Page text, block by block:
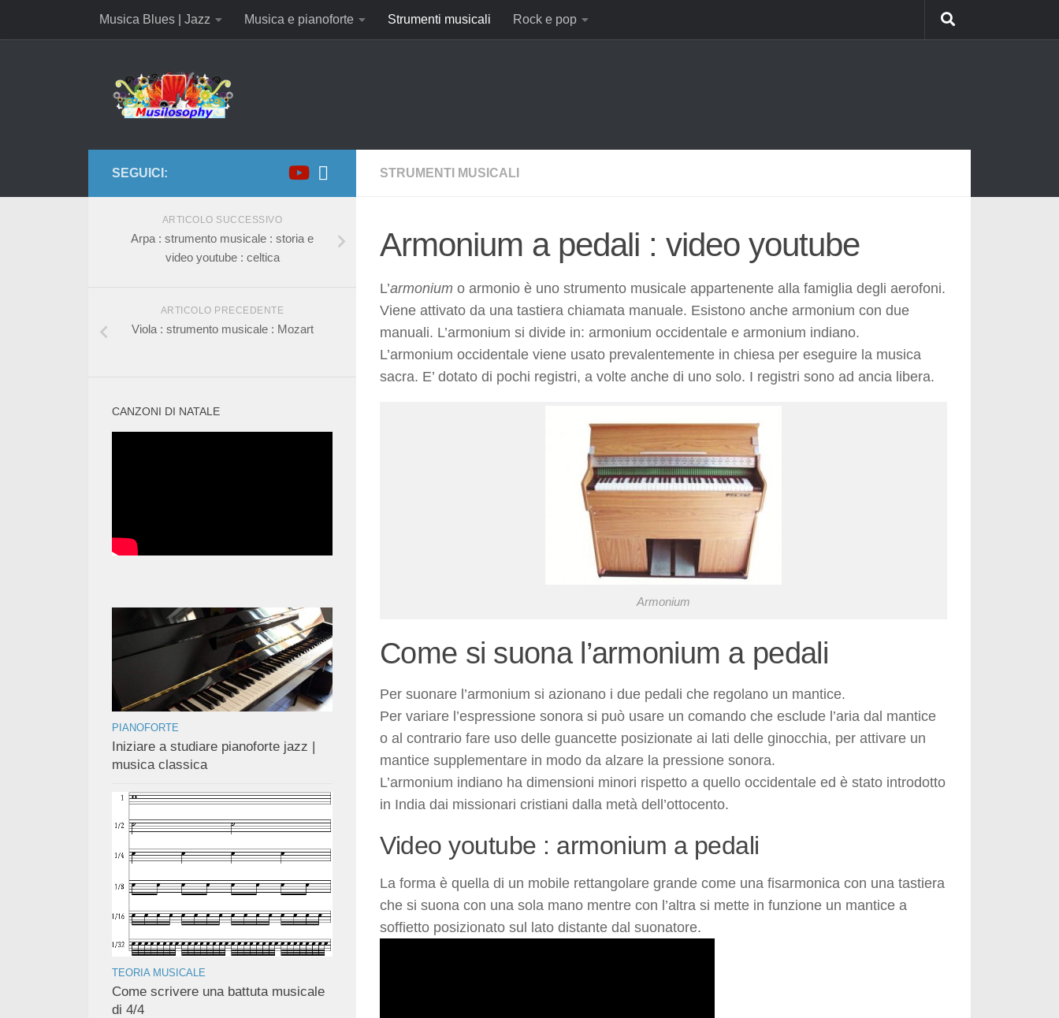
Musica Blues | Jazz Musica e pianoforte Strumenti musicali Rock e pop
STRUMENTI MUSICALI
Armonium a pedali : video youtube
L’armonium o armonio è uno strumento musicale appartenente alla famiglia degli aerofoni.
Viene attivato da una tastiera chiamata manuale. Esistono anche armonium con due
manuali. L’armonium si divide in: armonium occidentale e armonium indiano.
L’armonium occidentale viene usato prevalentemente in chiesa per eseguire la musica
sacra. E’ dotato di pochi registri, a volte anche di uno solo. I registri sono ad ancia libera.
Armonium
Come si suona l’armonium a pedali
Per suonare l’armonium si azionano i due pedali che regolano un mantice.
Per variare l’espressione sonora si può usare un comando che esclude l’aria dal mantice
o al contrario fare uso delle guancette posizionate ai lati delle ginocchia, per attivare un
mantice supplementare in modo da alzare la pressione sonora.
L’armonium indiano ha dimensioni minori rispetto a quello occidentale ed è stato introdotto
in India dai missionari cristiani dalla metà dell’ottocento.
Video youtube : armonium a pedali
La forma è quella di un mobile rettangolare grande come una fisarmonica con una tastiera
che si suona con una sola mano mentre con l’altra si mette in funzione un mantice a
soffietto posizionato sul lato distante dal suonatore.
SEGUICI:
ARTICOLO SUCCESSIVO
Arpa : strumento musicale : storia e
video youtube : celtica
ARTICOLO PRECEDENTE
Viola : strumento musicale : Mozart
CANZONI DI NATALE
PIANOFORTE
Iniziare a studiare pianoforte jazz |
musica classica
TEORIA MUSICALE
Come scrivere una battuta musicale
di 4/4